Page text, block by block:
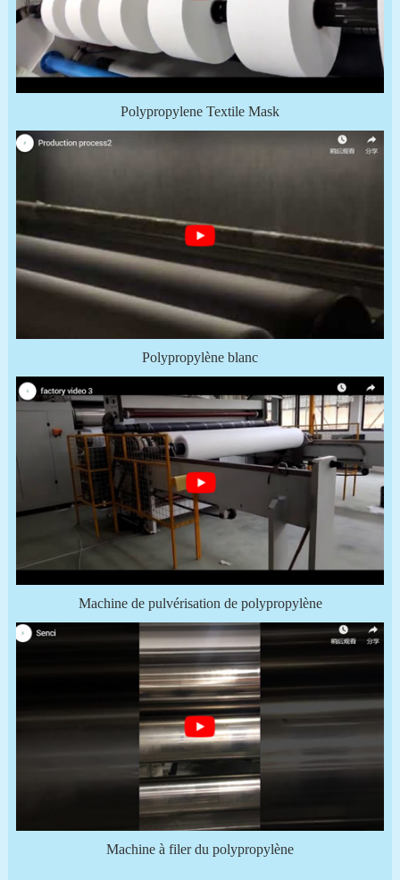
Polypropylene Textile Mask
Polypropylène blanc
Machine de pulvérisation de polypropylène
Machine à filer du polypropylène